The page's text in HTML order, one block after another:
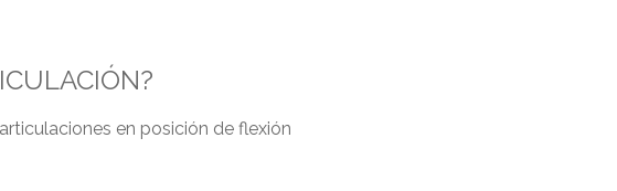
en posición de flexión